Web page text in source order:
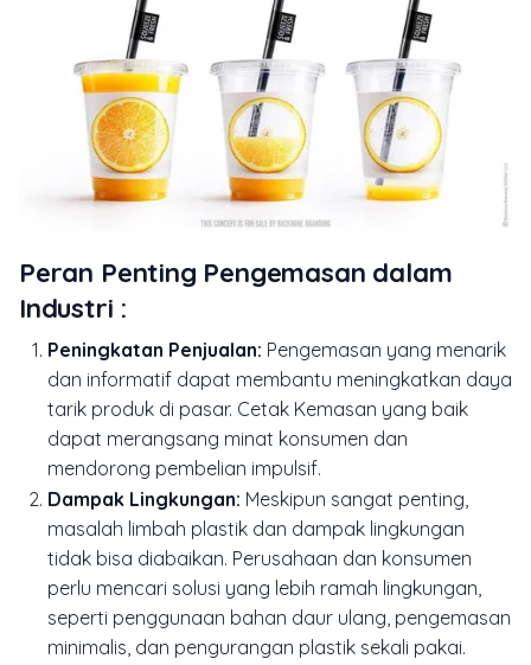
Peran Penting Pengemasan dalam
Industri :
Peningkatan Penjualan: Pengemasan yang menarik
dan informatif dapat membantu meningkatkan daya
tarik produk di pasar. Cetak Kemasan yang baik
dapat merangsang minat konsumen dan
mendorong pembelian impulsif.
Dampak Lingkungan: Meskipun sangat penting,
masalah limbah plastik dan dampak lingkungan
tidak bisa diabaikan. Perusahaan dan konsumen
perlu mencari solusi yang lebih ramah lingkungan,
seperti penggunaan bahan daur ulang, pengemasan
minimalis, dan pengurangan plastik sekali pakai.